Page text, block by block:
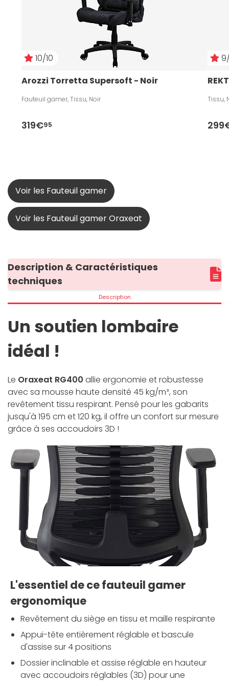
10/10
Arozzi Torretta Supersoft - Noir
Fauteuil gamer, Tissu, Noir
319€95
Tissu,
Voir les Fauteuil gamer
Voir les Fauteuil gamer Oraxeat
Description & Caractéristiques
techniques
Description
Un soutien lombaire
idéal !
Le Oraxeat RG400 allie ergonomie et robustesse
avec sa mousse haute densité 45 kg/m³, son
revêtement tissu respirant. Pensé pour les gabarits
jusqu'à 195 cm et 120 kg, il offre un confort sur mesure
grâce à ses accoudoirs 3D !
L'essentiel de ce fauteuil gamer
ergonomique
Revêtement du siège en tissu et maille respirante
Appui-tête entièrement réglable et bascule
d'assise sur 4 positions
Dossier inclinable et assise réglable en hauteur
avec accoudoirs réglables (3D) pour une